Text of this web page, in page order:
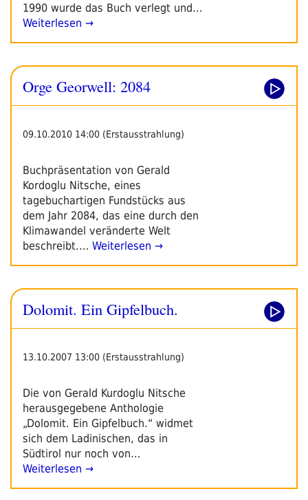
1990 wurde das Buch verlegt und…
Weiterlesen →
Orge Georwell: 2084
09.10.2010 14:00 (Erstausstrahlung)
Buchpräsentation von Gerald
Kordoglu Nitsche, eines
tagebuchartigen Fundstücks aus
dem Jahr 2084, das eine durch den
Klimawandel veränderte Welt
beschreibt.… Weiterlesen →
Dolomit. Ein Gipfelbuch.
13.10.2007 13:00 (Erstausstrahlung)
Die von Gerald Kurdoglu Nitsche
herausgegebene Anthologie
„Dolomit. Ein Gipfelbuch.“ widmet
sich dem Ladinischen, das in
Südtirol nur noch von…
Weiterlesen →